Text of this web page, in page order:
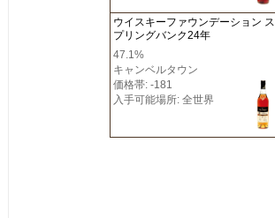
ウイスキーファウンデーション ス
プリングバンク24年
47.1%
キャンベルタウン
価格帯: -181
入手可能場所: 全世界